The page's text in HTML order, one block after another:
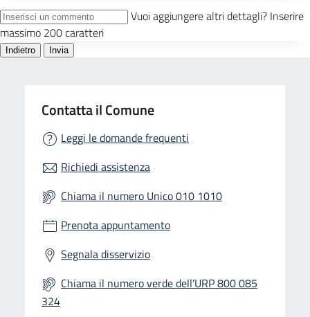
Contatta il Comune
Leggi le domande frequenti
Richiedi assistenza
Chiama il numero Unico 010 1010
Prenota appuntamento
Segnala disservizio
Chiama il numero verde dell'URP 800 085
324